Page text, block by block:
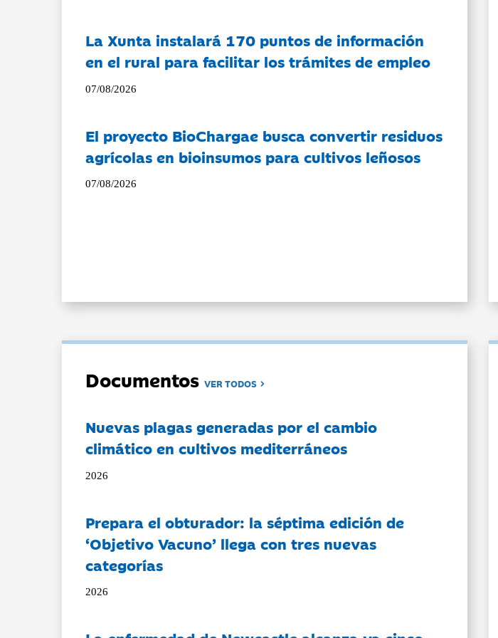
La Xunta instalará 170 puntos de información
en el rural para facilitar los trámites de empleo
07/08/2026
El proyecto BioChargae busca convertir residuos
agrícolas en bioinsumos para cultivos leñosos
07/08/2026
DocumentosVER TODOS
Nuevas plagas generadas por el cambio
climático en cultivos mediterráneos
2026
Prepara el obturador: la séptima edición de
‘Objetivo Vacuno’ llega con tres nuevas
categorías
2026